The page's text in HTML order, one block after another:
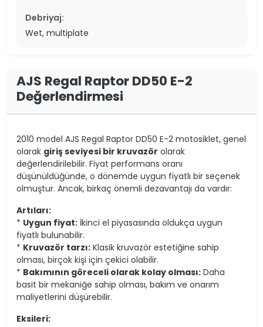
Debriyaj:
Wet, multiplate
AJS Regal Raptor DD50 E-2
Değerlendirmesi
2010 model AJS Regal Raptor DD50 E-2 motosiklet, genel
olarak giriş seviyesi bir kruvazör olarak
değerlendirilebilir. Fiyat performans oranı
düşünüldüğünde, o dönemde uygun fiyatlı bir seçenek
olmuştur. Ancak, birkaç önemli dezavantajı da vardır:
Artıları:
* Uygun fiyat: İkinci el piyasasında oldukça uygun
fiyatlı bulunabilir.
* Kruvazör tarzı: Klasik kruvazör estetiğine sahip
olması, birçok kişi için çekici olabilir.
* Bakımının göreceli olarak kolay olması: Daha
basit bir mekaniğe sahip olması, bakım ve onarım
maliyetlerini düşürebilir.
Eksileri: